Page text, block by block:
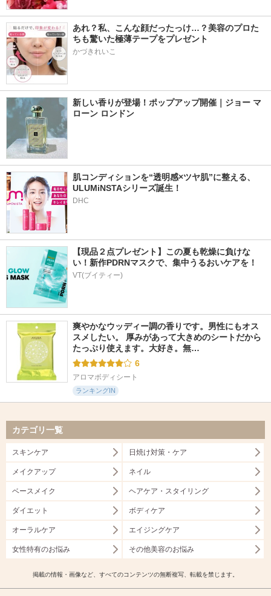
あれ？私、こんな顔だったっけ…？美容のプロた
ちも驚いた極薄テープをプレゼント
かづきれいこ
新しい香りが登場！ポップアップ開催｜ジョー マ
ローン ロンドン
肌コンディションを“透明感×ツヤ肌”に整える、
ULUMiNSTAシリーズ誕生！
DHC
【現品２点プレゼント】この夏も乾燥に負けな
い！新作PDRNマスクで、集中うるおいケアを！
VT(ブイティー)
爽やかなウッディー調の香りです。男性にもオス
スメしたい。 厚みがあって大きめのシートだから
たっぷり使えます。大好き。無…
6
アロマボディシート
ランキングIN
カテゴリ一覧
スキンケア 日焼け対策・ケア
メイクアップ ネイル
ベースメイク ヘアケア・スタイリング
ダイエット ボディケア
オーラルケア エイジングケア
女性特有のお悩み その他美容のお悩み
掲載の情報・画像など、すべてのコンテンツの無断複写、転載を禁じます。